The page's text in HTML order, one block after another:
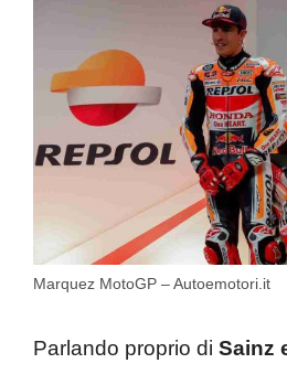
Marquez MotoGP – Autoemotori.it
Parlando proprio di Sainz